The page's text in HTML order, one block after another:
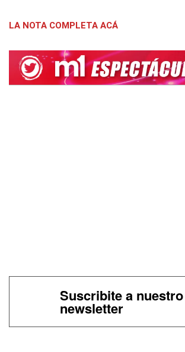
LA NOTA COMPLETA ACÁ
Suscribite a nuestro
newsletter